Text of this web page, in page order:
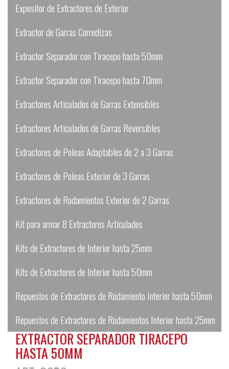
Expositor de Extractores de Exterior
Extractor de Garras Corredizas
Extractor Separador con Tiracepo hasta 50mm
Extractor Separador con Tiracepo hasta 70mm
Extractores Articulados de Garras Extensibles
Extractores Articulados de Garras Reversibles
Extractores de Poleas Adaptables de 2 a 3 Garras
Extractores de Poleas Exterior de 3 Garras
Extractores de Rodamientos Exterior de 2 Garras
Kit para armar 8 Extractores Articulados
Kits de Extractores de Interior hasta 25mm
Kits de Extractores de Interior hasta 50mm
Repuestos de Extractores de Rodamiento Interior hasta 50mm
Repuestos de Extractores de Rodamientos Interior hasta 25mm
EXTRACTOR SEPARADOR TIRACEPO
HASTA 50MM